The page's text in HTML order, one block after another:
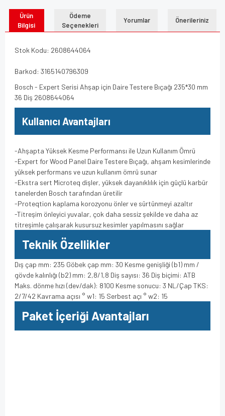
Ürün
Bilgisi
Ödeme
Seçenekleri
Yorumlar Önerileriniz
Stok Kodu: 2608644064
Barkod: 3165140796309
Bosch - Expert Serisi Ahşap için Daire Testere Bıçağı 235*30 mm
36 Diş 2608644064
Kullanıcı Avantajları
-Ahşapta Yüksek Kesme Performansı ile Uzun Kullanım Ömrü
-Expert for Wood Panel Daire Testere Bıçağı, ahşam kesimlerinde
yüksek performans ve uzun kullanım ömrü sunar
-Ekstra sert Microteq dişler, yüksek dayanıklılık için güçlü karbür
tanelerden Bosch tarafından üretilir
-Proteqtion kaplama korozyonu önler ve sürtünmeyi azaltır
-Titreşim önleyici yuvalar, çok daha sessiz şekilde ve daha az
titreşimle çalışarak kusursuz kesimler yapılmasını sağlar
Teknik Özellikler
Dış çap mm: 235 Göbek çap mm: 30 Kesme genişliği (b1) mm /
gövde kalınlığı (b2) mm: 2,8/1,8 Diş sayısı: 36 Diş biçimi: ATB
Maks. dönme hızı (dev/dak): 8100 Kesme sonucu: 3 NL/Çap TKS:
2/7/42 Kavrama açısı ° w1: 15 Serbest açı ° w2: 15
Paket İçeriği Avantajları